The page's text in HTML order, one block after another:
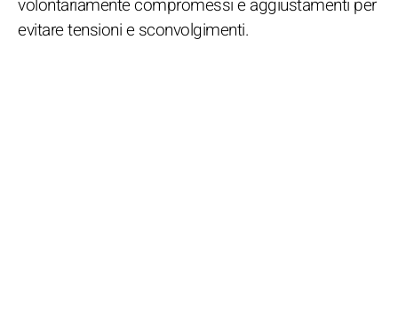
evitare tensioni e sconvolgimenti.